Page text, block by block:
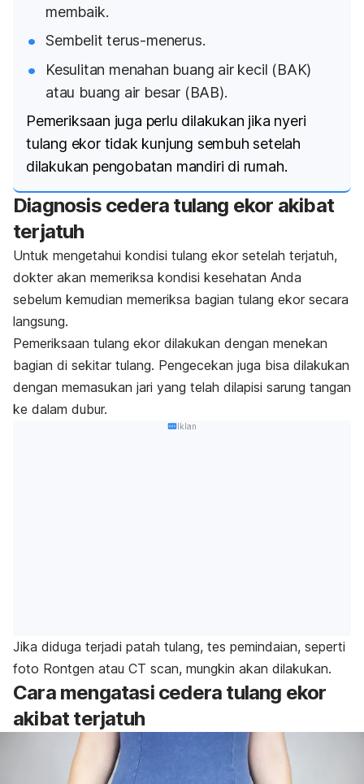
membaik.
Sembelit terus-menerus.
Kesulitan menahan buang air kecil (BAK)
atau buang air besar (BAB).
Pemeriksaan juga perlu dilakukan jika nyeri
tulang ekor tidak kunjung sembuh setelah
dilakukan pengobatan mandiri di rumah.
Diagnosis cedera tulang ekor akibat
terjatuh
Untuk mengetahui kondisi tulang ekor setelah terjatuh,
dokter akan memeriksa kondisi kesehatan Anda
sebelum kemudian memeriksa bagian tulang ekor secara
langsung.
Pemeriksaan tulang ekor dilakukan dengan menekan
bagian di sekitar tulang. Pengecekan juga bisa dilakukan
dengan memasukan jari yang telah dilapisi sarung tangan
ke dalam dubur.
Iklan
Jika diduga terjadi patah tulang, tes pemindaian, seperti
foto Rontgen atau CT scan, mungkin akan dilakukan.
Cara mengatasi cedera tulang ekor
akibat terjatuh